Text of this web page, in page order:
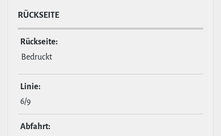
RÜCKSEITE
Rückseite:
Bedruckt
Linie:
6/9
Abfahrt: